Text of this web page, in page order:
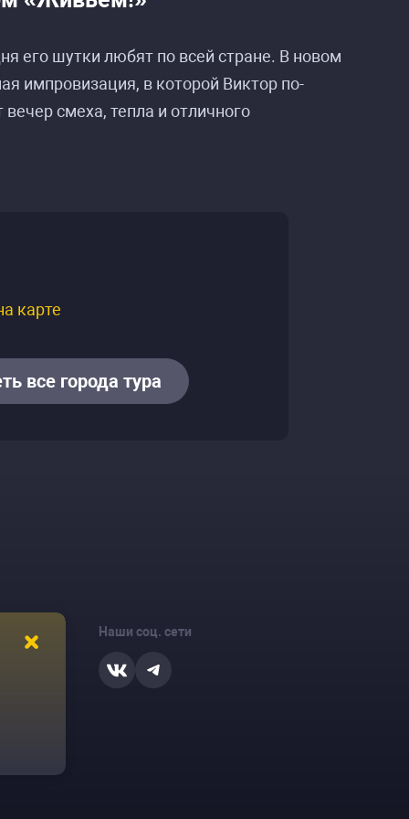
его шутки любят по всей стране. В новом
импровизация, в которой Виктор по-
смеха, тепла и отличного
карте
все города тура
Наши соц. сети